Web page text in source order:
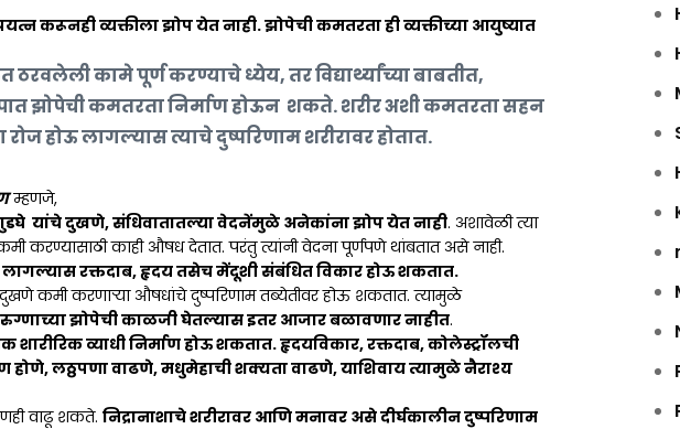
प्रयत्न करूनही व्यक्तीला झोप येत नाही. झोपेची कमतरता ही व्यक्तीच्या आयुष्यात
ठरवलेली कामे पूर्ण करण्याचे ध्येय,तर विद्यार्थ्यांच्या बाबतीत,
झोपेची कमतरता निर्माण होऊन शकते. शरीर अशी कमतरता सहन
होऊ लागल्यास त्याचे दुष्परिणाम शरीरावर होतात.
म्हणजे,
यांचे दुखणे, संधिवातातल्या वेदनेंमुळे अनेकांना झोप येत नाही. अशावेळी त्या
कमी करण्यासाठी काही औषध देतात. परंतु त्यांनी वेदना पूर्णपणे थांबतात असे नाही.
रक्तदाब, हृदय तसेच मेंदूशी संबंधित विकार होऊ शकतात.
कमी करणाऱ्या औषधांचे दुष्परिणाम तब्येतीवर होऊ शकतात. त्यामुळे
झोपेची काळजी घेतल्यास इतर आजार बळावणार नाहीत.
शारीरिक व्याधी निर्माण होऊ शकतात. हृदयविकार, रक्तदाब, कोलेस्ट्रॉलची
होणे, लठ्ठपणा वाढणे, मधुमेहाची शक्यता वाढणे, याशिवाय त्यामुळे नैराश्य
वाढू शकते. निद्रानाशाचे शरीरावर आणि मनावर असे दीर्घकालीन दुष्परिणाम